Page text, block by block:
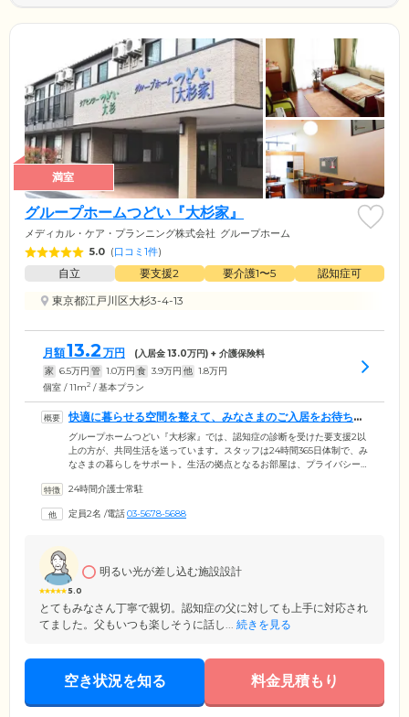
満室
グループホームつどい『大杉家』
メディカル・ケア・プランニング株式会社 グループホーム
5.0 (口コミ1件)
自立 要支援2 要介護1〜5
認知症可
東京都江戸川区大杉3-4-13
月額13.2 万円 (入居金13.0万円) + 介護保険料
家 6.5万円 管 1.0万円 食 3.9万円 他 1.8万円
個室 / 11m2 / 基本プラン
快適に暮らせる空間を整えて、みなさまのご入居をお待ちし
ています
グループホームつどい『大杉家』では、認知症の診断を受けた要支援2以
上の方が、共同生活を送っています。スタッフは24時間365日体制で、み
なさまの暮らしをサポート。生活の拠点となるお部屋は、プライバシー
電動ベッド・寝具・クローゼット・整理タンス・エアコン・カーテンを
ンスに配慮したメニューを、1日3食ご提供。ぬくもりを感じる食堂で、
24時間介護士常駐
定員2名 /電話03-5678-5688
5.0
明るい光が差し込む施設設計
とてもみなさん丁寧で親切。認知症の父に対しても上手に対応され
てました。父もいつも楽しそうに話し... 続きを見る
空き状況を知る 料金見積もり